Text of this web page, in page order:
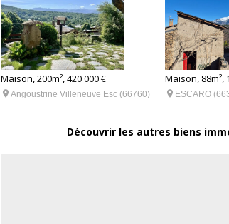
Maison, 200m², 420 000 €
Angoustrine Villeneuve Esc (66760)
Maison, 88m²,
 ESCARO
Découvrir les autres biens